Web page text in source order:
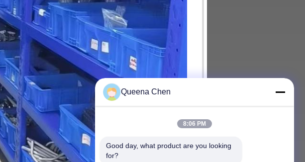
Queena Chen
8:06 PM
Good day, what product are you looking
for?